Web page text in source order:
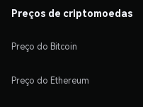
Preços de criptomoedas
Preço do Bitcoin
Preço do Ethereum